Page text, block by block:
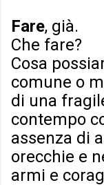
Fare, già.
Che fare?
Cosa
comune o
di una
contempo
assenza di
orecchie e
armi e